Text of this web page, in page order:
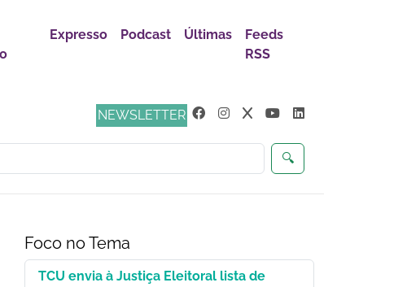
Expresso Podcast Últimas
Feeds
RSS
NEWSLETTER
🔍
Justiça
Foco no Tema
TCU envia à Justiça Eleitoral lista de